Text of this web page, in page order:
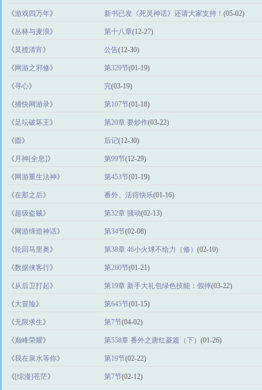
《游戏四万年》 新书已发《死灵神话》还请大家支持！ (05-02)
《丛林与麦浪》 第十八章(12-27)
《莫揽清宵》 公告(12-30)
《 网游之邪修》 第329节(01-19)
《寻心》 完(03-19)
《捕快网游录》 第107节(01-18)
《足坛破坏王》 第20章 要炒作(03-22)
《 圆 》 后记(12-30)
《 月神[全息] 》 第99节(12-29)
《 网游重生法神》 第453节(01-19)
《在那之后》 番外、活得快乐(01-16)
《超级盗贼》 第32章 骚动(02-13)
《 网游缔造神话》 第34节(02-08)
《轮回马里奥》 第38章 46小火球不给力（修） (02-10)
《数据侠客行》 第260节(01-21)
《从后卫打起》 第19章 新手大礼包绿色技能：假摔(03-22)
《大冒险》 第645节(01-15)
《无限求生》 第7节(04-02)
《巅峰荣耀》 第558章 番外之唐红菱篇（下） (01-26)
《我在泉水等你》 第19节(02-22)
《 [综漫]苍茫》 第7节(02-12)